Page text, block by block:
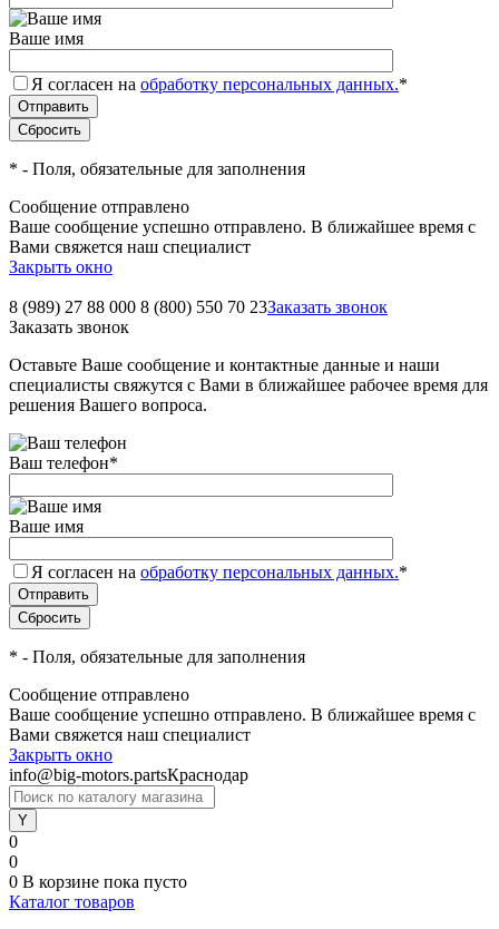
Ваше имя
Я согласен на обработку персональных данных.*
* - Поля, обязательные для заполнения
Сообщение отправлено
Ваше сообщение успешно отправлено. В ближайшее время с
Вами свяжется наш специалист
Закрыть окно
8 (989) 27 88 000 8 (800) 550 70 23Заказать звонок
Заказать звонок
Оставьте Ваше сообщение и контактные данные и наши
специалисты свяжутся с Вами в ближайшее рабочее время для
решения Вашего вопроса.
Ваш телефон*
Ваше имя
Я согласен на обработку персональных данных.*
* - Поля, обязательные для заполнения
Сообщение отправлено
Ваше сообщение успешно отправлено. В ближайшее время с
Вами свяжется наш специалист
Закрыть окно
info@big-motors.partsКраснодар
0
0
0 В корзине пока пусто
Каталог товаров